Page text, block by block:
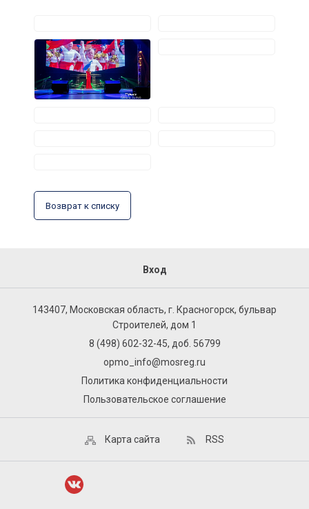
Возврат к списку
Вход
143407, Московская область, г. Красногорск, бульвар
Строителей, дом 1
8 (498) 602-32-45, доб. 56799
opmo_info@mosreg.ru
Политика конфиденциальности
Пользовательское соглашение
Карта сайта RSS